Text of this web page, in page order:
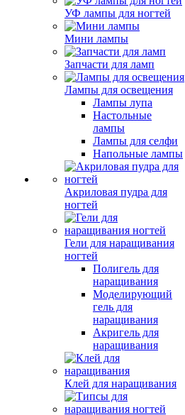
УФ лампы для ногтей
Мини лампы
Запчасти для ламп
Лампы для освещения
Лампы лупа
Настольные
лампы
Лампы для селфи
Напольные лампы
Акриловая пудра для
ногтей
Гели для наращивания
ногтей
Полигель для
наращивания
Моделирующий
гель для
наращивания
Акригель для
наращивания
Клей для наращивания